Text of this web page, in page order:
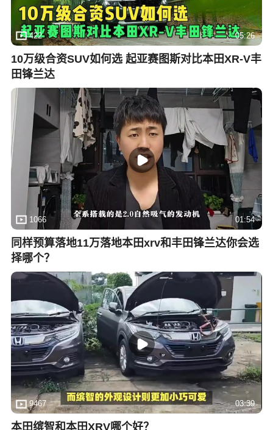
422 05:26
10万级合资SUV如何选 起亚赛图斯对比本田XR-V丰
田锋兰达
1066 01:54
同样预算落地11万落地本田xrv和丰田锋兰达你会选
择哪个？
9467 03:39
本田缤智和本田XRV哪个好？